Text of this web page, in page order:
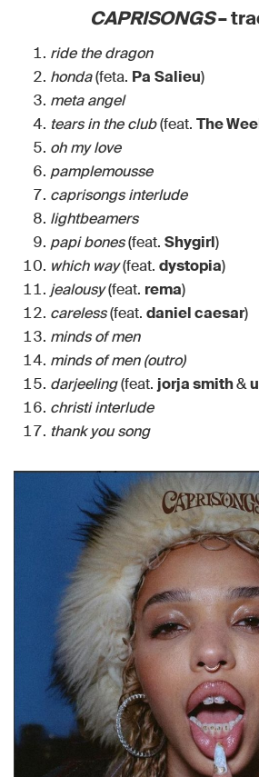
CAPRISONGS–
ride the dragon
honda(feta. Pa Salieu)
meta angel
tears in the club(feat. The
oh my love
pamplemousse
caprisongs interlude
lightbeamers
papi bones(feat. Shygirl)
which way(feat. dystopia)
jealousy(feat. rema)
careless(feat. daniel caesar)
minds of men
minds of men (outro)
darjeeling(feat. jorja smith&
christi interlude
thank you song